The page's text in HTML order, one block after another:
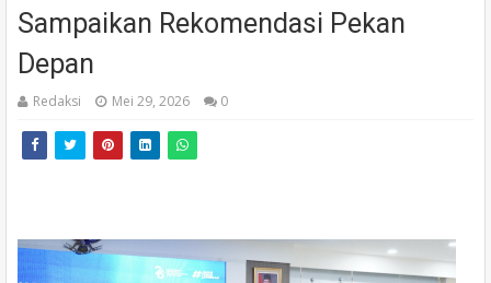
Sampaikan Rekomendasi Pekan
Depan
Redaksi Mei 29, 2026 0